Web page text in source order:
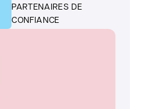
PARTENAIRES DE
CONFIANCE